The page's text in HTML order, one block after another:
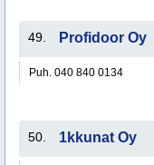
49. Profidoor Oy
Puh. 040 840 0134
50. 1kkunat Oy